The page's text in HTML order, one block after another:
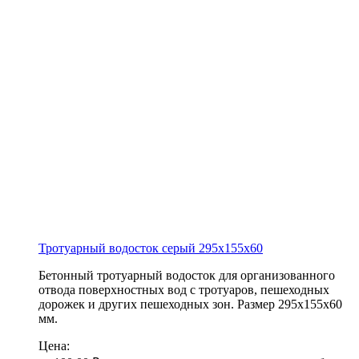
Тротуарный водосток серый 295х155х60
Бетонный тротуарный водосток для организованного
отвода поверхностных вод с тротуаров, пешеходных
дорожек и других пешеходных зон. Размер 295х155х60
мм.
Цена: